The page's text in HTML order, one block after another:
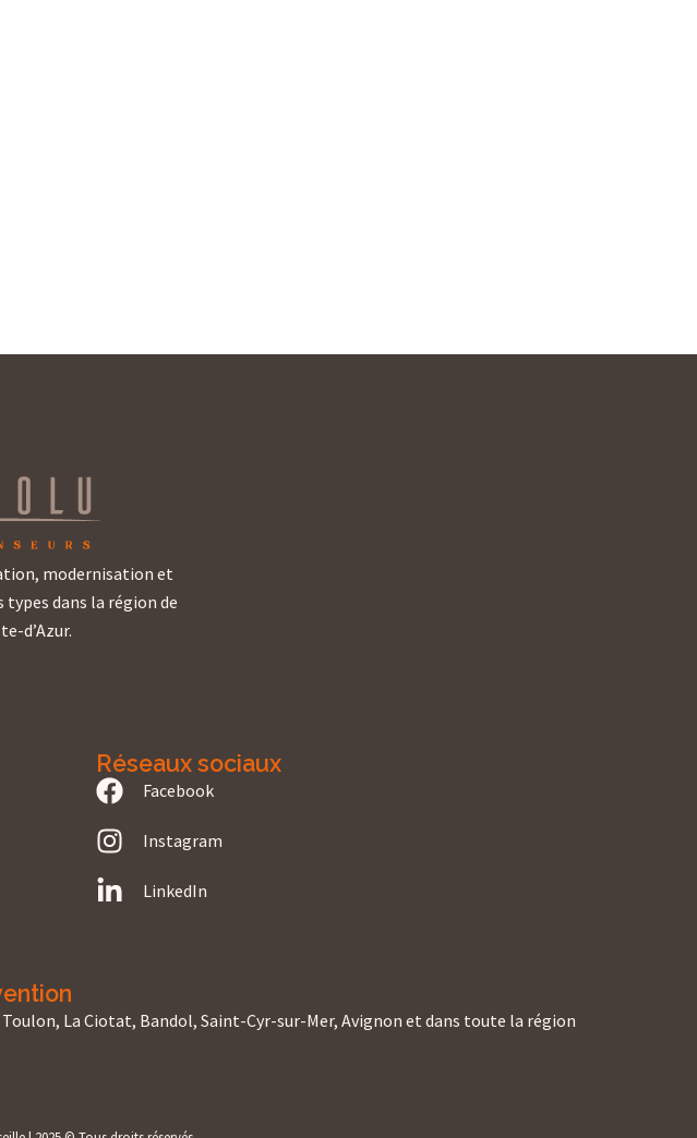
modernisation et
types dans la région de
d’Azur.
Réseaux sociaux
Facebook
Instagram
LinkedIn
La Ciotat, Bandol, Saint-Cyr-sur-Mer, Avignon et dans toute la région